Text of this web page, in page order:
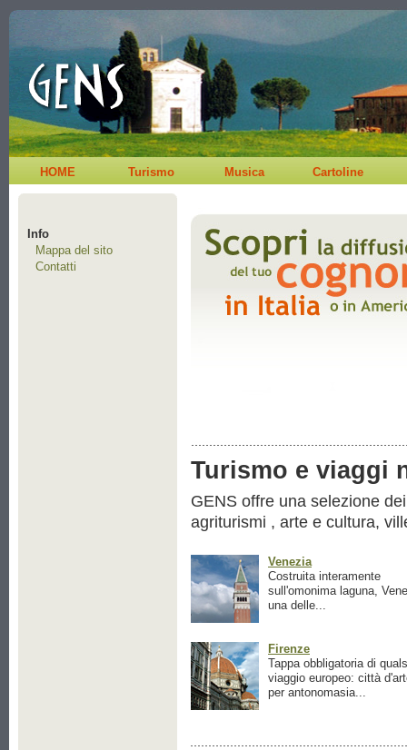
HOME Turismo Musica Cartoline
Info
Mappa del sito
Contatti
Turismo e viaggi
GENS offre una selezione
agriturismi , arte e cultura,
Venezia
Costruita interamente
sull'omonima laguna,
una delle...
Firenze
Tappa obbligatoria di
viaggio europeo: città
per antonomasia...